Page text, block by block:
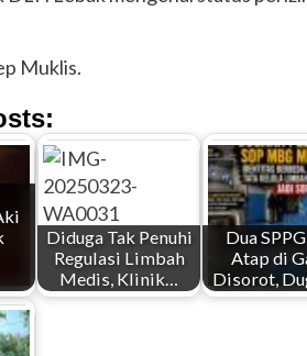
Muklis.
Diduga Tak Penuhi
Regulasi Limbah
Medis, Klinik…
Dua
Atap di
Disorot,